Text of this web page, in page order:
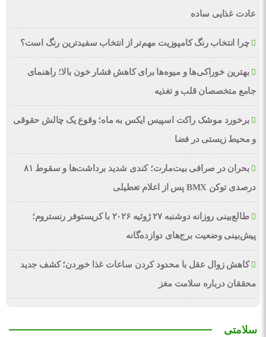
عادت غذایی ساده
چرا انتخاب رنگ کامپوزیت مهم‌تر از انتخاب سفیدترین رنگ است؟
بهترین خوراکی‌ها و میوه‌ها برای کاهش فشار خون بالا؛ راهنمای
جامع متخصصان قلب و تغذیه
برخورد موشک راکت اسپیس ایکس به ماه؛ وقوع یک چالش حقوقی
و محیط زیستی در فضا
بحران در صرافی بیت‌مارت؛ کندی شدید برداشت‌ها و سقوط ۸۱
درصدی توکن BMX پس از اعلام تعطیلی
طالع‌بینی روزانه دوشنبه ۲۷ ژوئیه ۲۰۲۶ با کریستوفر رنستروم؛
پیش‌بینی وضعیت برج‌های دوازده‌گانه
کاهش زوال عقل با محدود کردن ساعات غذا خوردن؛ کشف جدید
محققان درباره سلامت مغز
سلامتی